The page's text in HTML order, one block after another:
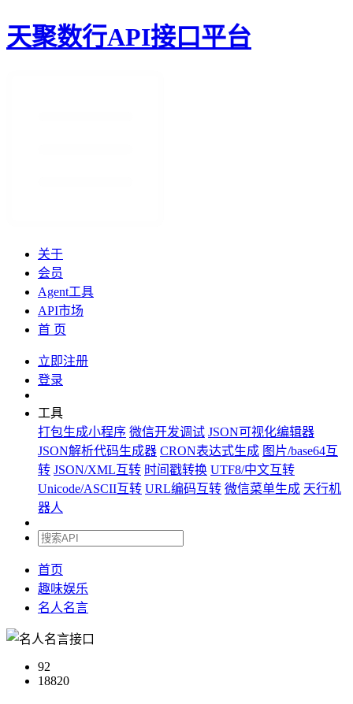
天聚数行API接口平台
关于
会员
Agent工具
API市场
首 页
立即注册
登录
工具
打包生成小程序 微信开发调试 JSON可视化编辑器
JSON解析代码生成器 CRON表达式生成 图片/base64互
转 JSON/XML互转 时间戳转换 UTF8/中文互转
Unicode/ASCII互转 URL编码互转 微信菜单生成 天行机
器人
首页
趣味娱乐
名人名言
92
18820